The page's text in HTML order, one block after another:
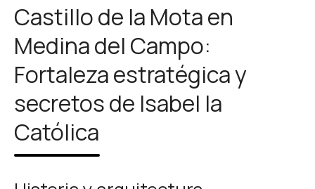
Castillo de la Mota en
Medina del Campo:
Fortaleza estratégica y
secretos de Isabel la
Católica